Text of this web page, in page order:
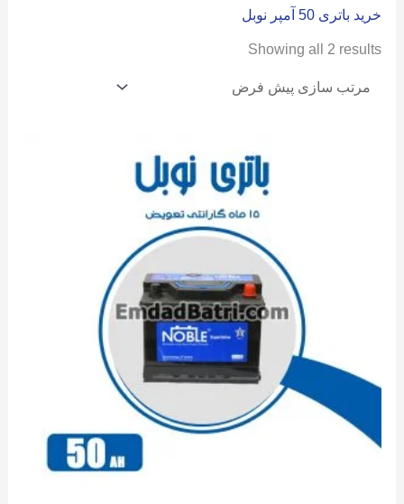
خرید باتری 50 آمپر نوبل
Showing all 2 results